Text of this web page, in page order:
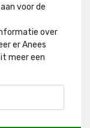
voor de
over
er Anees
meer een